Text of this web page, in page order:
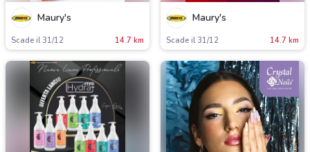
Maury's
Scade il 31/12 14.7 km
Maury's
Scade il 31/12 14.7 km